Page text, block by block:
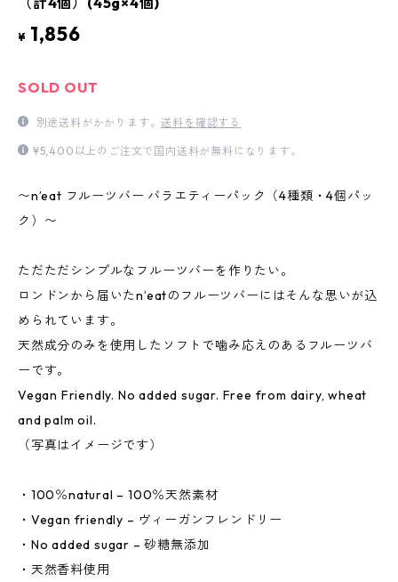
¥ 1,856
SOLD OUT
別途送料がかかります。送料を確認する
¥5,400以上のご注文で国内送料が無料になります。
〜n’eat フルーツバー バラエティーパック（4種類・4個パッ
ク）〜
ただただシンプルなフルーツバーを作りたい。
ロンドンから届いたn’eatのフルーツバーにはそんな思いが込
められています。
天然成分のみを使用したソフトで噛み応えのあるフルーツバ
ーです。
Vegan Friendly. No added sugar. Free from dairy, wheat
and palm oil.
（写真はイメージです）
・100％natural – 100％天然素材
・Vegan friendly – ヴィーガンフレンドリー
・No added sugar – 砂糖無添加
・天然香料使用